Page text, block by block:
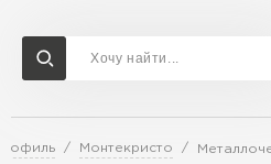
Монтекристо
Доставка и оплата Акции